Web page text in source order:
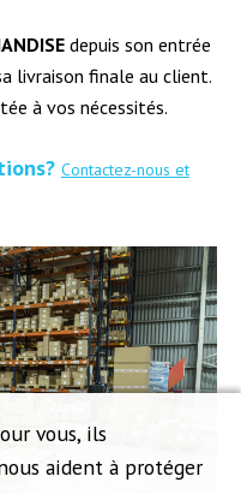
depuis son entrée
livraison finale au client.
à vos nécessités.
Contactez-nous et
vous, ils
aident à protéger